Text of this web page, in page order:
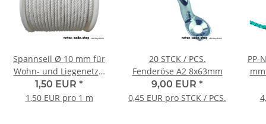
Spannseil Ø 10 mm für
Wohn- und Liegenetze,
verschiedene Farben -
Meterware -
1,50 EUR *
1,50 EUR pro 1 m
20 STCK / PCS.
Fenderöse A2 8x63mm
9,00 EUR *
0,45 EUR pro STCK / PCS.
PP-